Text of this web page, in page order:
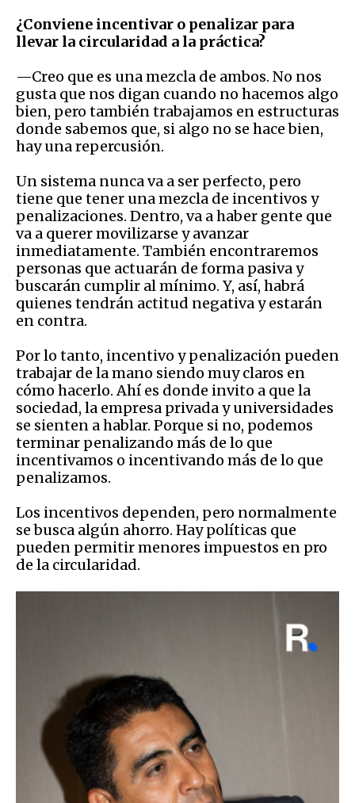
¿Conviene incentivar o penalizar para
llevar la circularidad a la práctica?
—Creo que es una mezcla de ambos. No nos
gusta que nos digan cuando no hacemos algo
bien, pero también trabajamos en estructuras
donde sabemos que, si algo no se hace bien,
hay una repercusión.
Un sistema nunca va a ser perfecto, pero
tiene que tener una mezcla de incentivos y
penalizaciones. Dentro, va a haber gente que
va a querer movilizarse y avanzar
inmediatamente. También encontraremos
personas que actuarán de forma pasiva y
buscarán cumplir al mínimo. Y, así, habrá
quienes tendrán actitud negativa y estarán
en contra.
Por lo tanto, incentivo y penalización pueden
trabajar de la mano siendo muy claros en
cómo hacerlo. Ahí es donde invito a que la
sociedad, la empresa privada y universidades
se sienten a hablar. Porque si no, podemos
terminar penalizando más de lo que
incentivamos o incentivando más de lo que
penalizamos.
Los incentivos dependen, pero normalmente
se busca algún ahorro. Hay políticas que
pueden permitir menores impuestos en pro
de la circularidad.